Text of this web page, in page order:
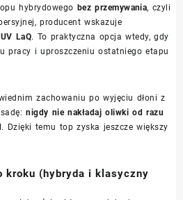
hybrydowego bez przemywania, czyli
producent wskazuje
LaQ. To praktyczna opcja wtedy, gdy
pracy i uproszczeniu ostatniego etapu
zachowaniu po wyjęciu dłoni z
nigdy nie nakładaj oliwki od razu
. Dzięki temu top zyska jeszcze większy
kroku (hybryda i klasyczny